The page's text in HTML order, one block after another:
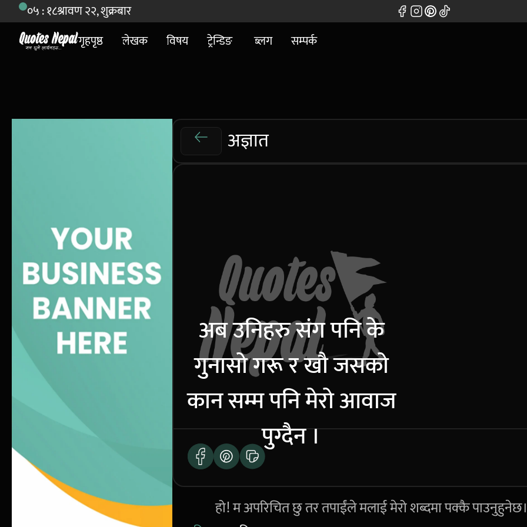
०५ : १८श्रावण २२, शुक्रबार
गृहपृष्ठ
लेखक विषय ट्रेन्डिङ ब्लग सम्पर्क
अज्ञात
अब उनिहरु संग पनि के
गुनासो गरू र खौ जसको
कान सम्म पनि मेरो आवाज
पुग्दैन ।
हो! म अपरिचित छु तर तपाईंले मलाई मेरो शब्दमा पक्कै